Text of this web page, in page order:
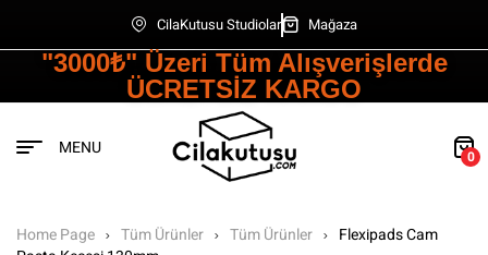
CilaKutusu Studiolar Mağaza
"3000₺" Üzeri Tüm Alışverişlerde
ÜCRETSİZ KARGO
MENU 0
Home Page Tüm Ürünler Tüm Ürünler
Flexipads Cam